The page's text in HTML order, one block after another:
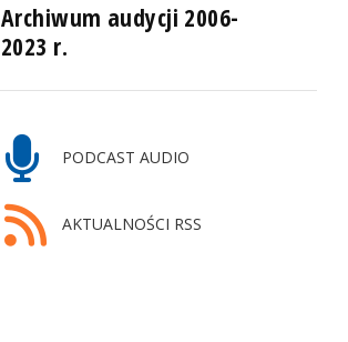
Archiwum audycji 2006-
2023 r.
PODCAST AUDIO
AKTUALNOŚCI RSS